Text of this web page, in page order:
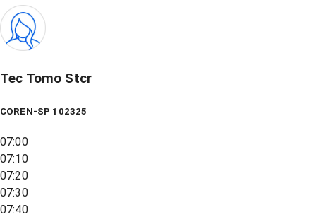
Tec Tomo Stcr
COREN-SP 102325
07:00
07:10
07:20
07:30
07:40